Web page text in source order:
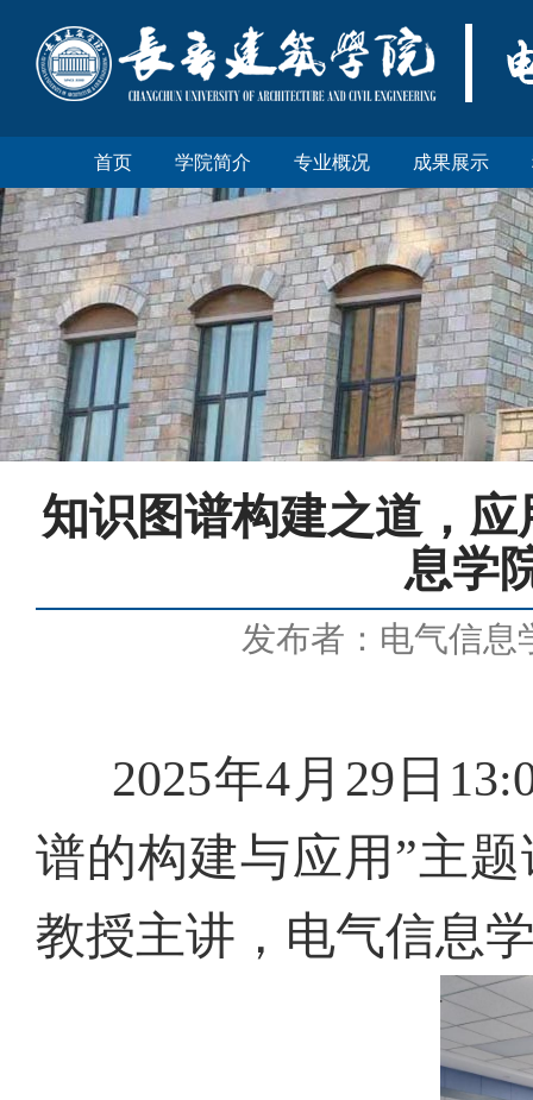
首页 学院简介 专业概况 成果展示
知识图谱构建之道，
息学
发布者：电气信息
2025年4 月 29 日
谱的构建与应用”主
教授主讲，电气信息